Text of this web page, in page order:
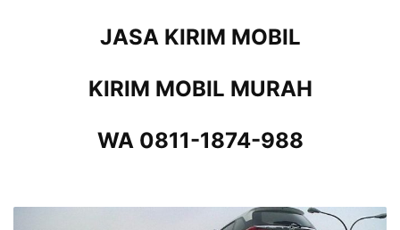
JASA KIRIM MOBIL
KIRIM MOBIL MURAH
WA 0811-1874-988